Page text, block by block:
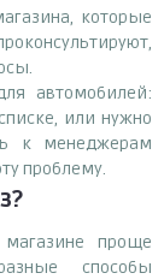
которые
автомобилей:
или нужно
к менеджерам
проблему.
проще
способы